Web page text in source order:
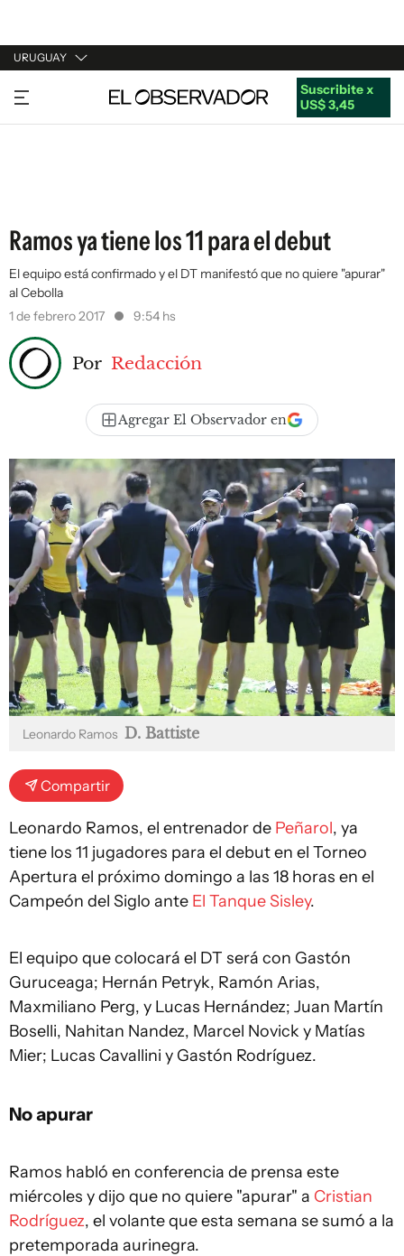
URUGUAY
URUGUAY
ARGENTINA
Suscribite x
US$ 3,45
Ramos ya tiene los 11 para el debut
El equipo está confirmado y el DT manifestó que no quiere "apurar"
al Cebolla
1 de febrero 2017
9:54 hs
Por Redacción
Agregar El Observador en
Leonardo Ramos D. Battiste
Compartir
Leonardo Ramos, el entrenador de Peñarol, ya
tiene los 11 jugadores para el debut en el Torneo
Apertura el próximo domingo a las 18 horas en el
Campeón del Siglo ante El Tanque Sisley.
El equipo que colocará el DT será con Gastón
Guruceaga; Hernán Petryk, Ramón Arias,
Maxmiliano Perg, y Lucas Hernández; Juan Martín
Boselli, Nahitan Nandez, Marcel Novick y Matías
Mier; Lucas Cavallini y Gastón Rodríguez.
No apurar
Ramos habló en conferencia de prensa este
miércoles y dijo que no quiere "apurar" a Cristian
Rodríguez, el volante que esta semana se sumó a la
pretemporada aurinegra.